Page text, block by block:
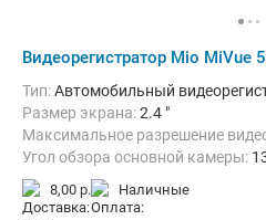
Видеорегистратор Mio MiVue
Тип:Автомобильный
Размер экрана:2.4 "
Максимальное разрешение
Угол обзора основной камеры:
Количество каналов видео:
Дополнительно:
8,00 р. наличные